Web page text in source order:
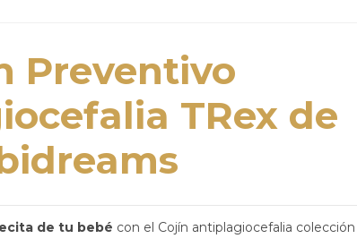
Preventivo
TRex de
de tu bebé con el Cojín antiplagiocefalia colección